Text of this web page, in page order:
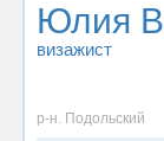
Юлия
визажист
р-н. Подольский